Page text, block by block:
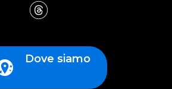
Dove siamo